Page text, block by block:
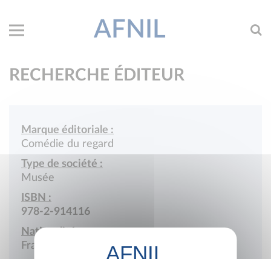
AFNIL
RECHERCHE ÉDITEUR
Marque éditoriale :
Comédie du regard
Type de société :
Musée
ISBN :
978-2-914116
Nationalité :
France